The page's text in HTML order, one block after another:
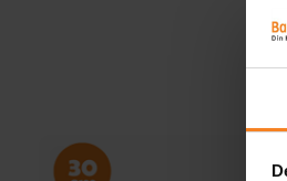
medföljer. Du kan
ballonger. Om din
viktigt att ta
förseglad med röd